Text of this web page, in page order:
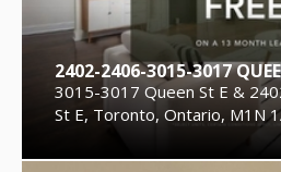
2402-2406-3015-3017
3015-3017 Queen St E &
St E, Toronto, Ontario, M1N